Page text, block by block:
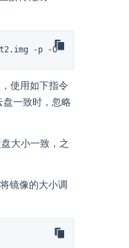
-p -O raw
使用如下指令
盘一致时，忽略
大小一致，之
镜像的大小调